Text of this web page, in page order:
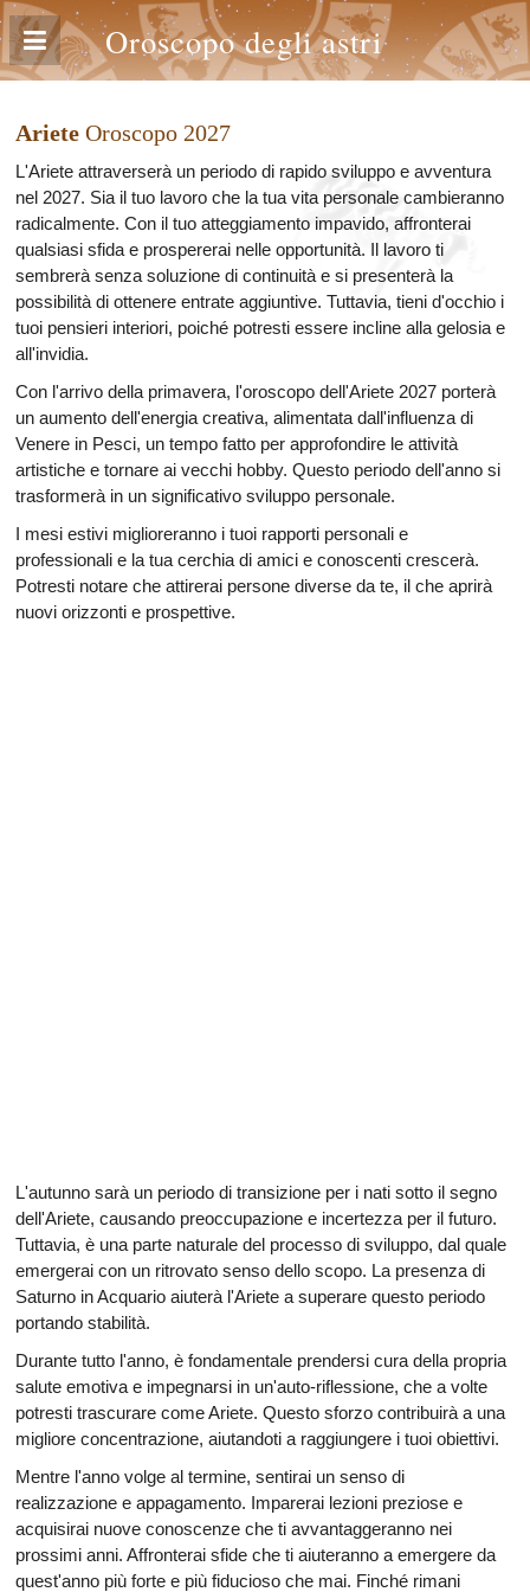
Oroscopo degli astri
Ariete Oroscopo 2027
L'Ariete attraverserà un periodo di rapido sviluppo e avventura
nel 2027. Sia il tuo lavoro che la tua vita personale cambieranno
radicalmente. Con il tuo atteggiamento impavido, affronterai
qualsiasi sfida e prospererai nelle opportunità. Il lavoro ti
sembrerà senza soluzione di continuità e si presenterà la
possibilità di ottenere entrate aggiuntive. Tuttavia, tieni d'occhio i
tuoi pensieri interiori, poiché potresti essere incline alla gelosia e
all'invidia.
Con l'arrivo della primavera, l'oroscopo dell'Ariete 2027 porterà
un aumento dell'energia creativa, alimentata dall'influenza di
Venere in Pesci, un tempo fatto per approfondire le attività
artistiche e tornare ai vecchi hobby. Questo periodo dell'anno si
trasformerà in un significativo sviluppo personale.
I mesi estivi miglioreranno i tuoi rapporti personali e
professionali e la tua cerchia di amici e conoscenti crescerà.
Potresti notare che attirerai persone diverse da te, il che aprirà
nuovi orizzonti e prospettive.
L'autunno sarà un periodo di transizione per i nati sotto il segno
dell'Ariete, causando preoccupazione e incertezza per il futuro.
Tuttavia, è una parte naturale del processo di sviluppo, dal quale
emergerai con un ritrovato senso dello scopo. La presenza di
Saturno in Acquario aiuterà l'Ariete a superare questo periodo
portando stabilità.
Durante tutto l'anno, è fondamentale prendersi cura della propria
salute emotiva e impegnarsi in un'auto-riflessione, che a volte
potresti trascurare come Ariete. Questo sforzo contribuirà a una
migliore concentrazione, aiutandoti a raggiungere i tuoi obiettivi.
Mentre l'anno volge al termine, sentirai un senso di
realizzazione e appagamento. Imparerai lezioni preziose e
acquisirai nuove conoscenze che ti avvantaggeranno nei
prossimi anni. Affronterai sfide che ti aiuteranno a emergere da
quest'anno più forte e più fiducioso che mai. Finché rimani